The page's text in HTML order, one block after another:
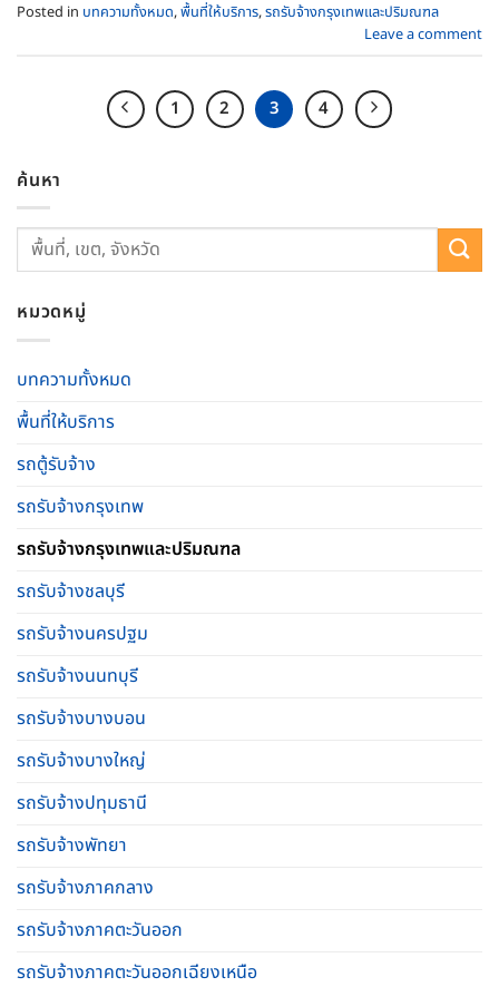
Posted in บทความทั้งหมด,พื้นที่ให้บริการ,รถรับจ้างกรุงเทพและปริมณฑล
Leave a comment
1 2 3 4
ค้นหา
หมวดหมู่
บทความทั้งหมด
พื้นที่ให้บริการ
รถตู้รับจ้าง
รถรับจ้างกรุงเทพ
รถรับจ้างกรุงเทพและปริมณฑล
รถรับจ้างชลบุรี
รถรับจ้างนครปฐม
รถรับจ้างนนทบุรี
รถรับจ้างบางบอน
รถรับจ้างบางใหญ่
รถรับจ้างปทุมธานี
รถรับจ้างพัทยา
รถรับจ้างภาคกลาง
รถรับจ้างภาคตะวันออก
รถรับจ้างภาคตะวันออกเฉียงเหนือ